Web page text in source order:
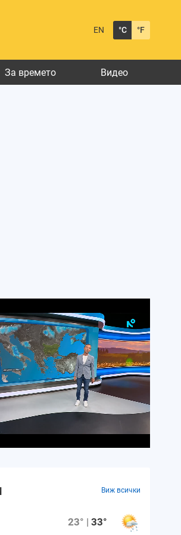
EN °C °F
За времето Видео
Виж всички
23° |33°